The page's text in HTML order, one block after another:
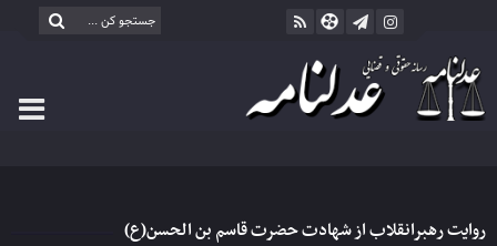
روایت رهبرانقلاب از شهادت حضرت قاسم بن الحسن(ع)